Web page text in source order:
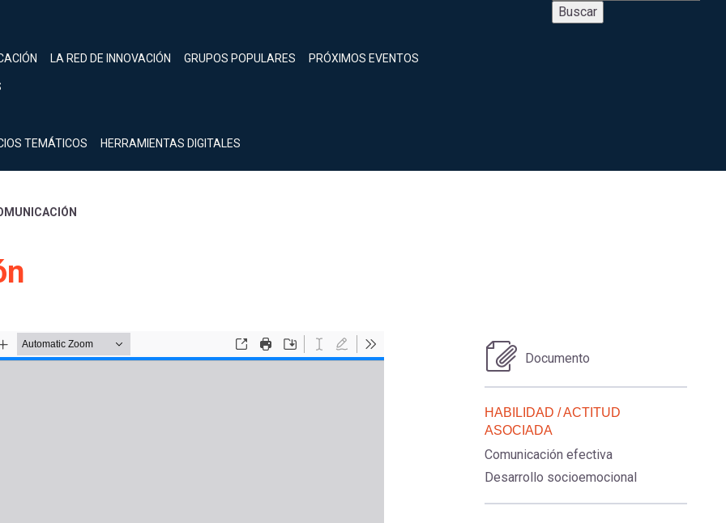
LA RED DE INNOVACIÓN GRUPOS POPULARES PRÓXIMOS EVENTOS
TEMÁTICOS HERRAMIENTAS DIGITALES
Buscar
Documento
HABILIDAD / ACTITUD
ASOCIADA
Comunicación efectiva
Desarrollo socioemocional
Inicia sesión.